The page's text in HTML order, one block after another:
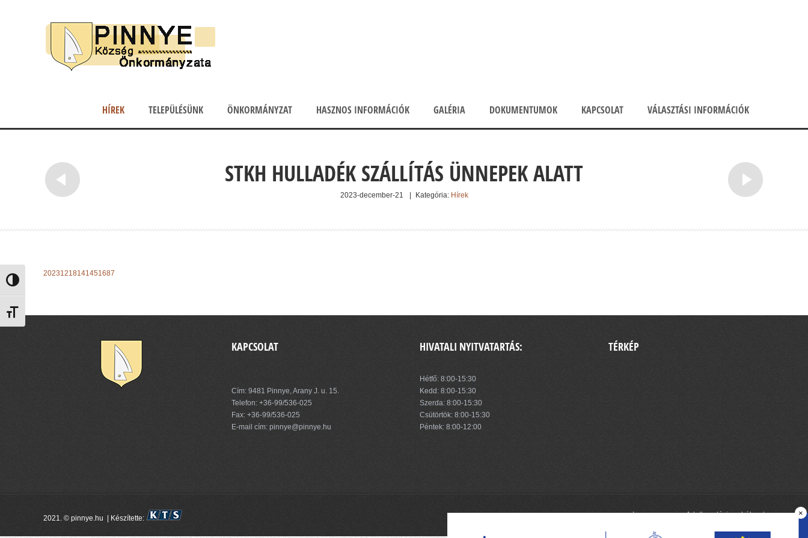
Nagy kontraszt váltása
Betűméret váltása
×
HÍREK TELEPÜLÉSÜNK ÖNKORMÁNYZAT HASZNOS INFORMÁCIÓK GALÉRIA DOKUMENTUMOK KAPCSOLAT VÁLASZTÁSI INFORMÁCIÓK
STKH HULLADÉK SZÁLLÍTÁS ÜNNEPEK ALATT
2023-december-21 Kategória: Hírek
20231218141451687
KAPCSOLAT
Cím: 9481 Pinnye, Arany J. u. 15.
Telefon:+36-99/536-025
Fax: +36-99/536-025
E-mail cím: pinnye@pinnye.hu
HIVATALI NYITVATARTÁS:
Hétfő: 8:00-15:30
Kedd: 8:00-15:30
Szerda: 8:00-15:30
Csütörtök: 8:00-15:30
Péntek: 8:00-12:00
TÉRKÉP
Impresszum Adatkezelési szabályzat
2021. © pinnye.hu | Készítette: